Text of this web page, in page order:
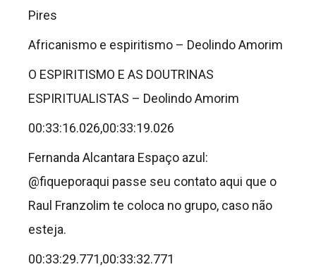
Pires
Africanismo e espiritismo – Deolindo Amorim
O ESPIRITISMO E AS DOUTRINAS
ESPIRITUALISTAS – Deolindo Amorim
00:33:16.026,00:33:19.026
Fernanda Alcantara Espaço azul:
@fiqueporaqui passe seu contato aqui que o
Raul Franzolim te coloca no grupo, caso não
esteja.
00:33:29.771,00:33:32.771